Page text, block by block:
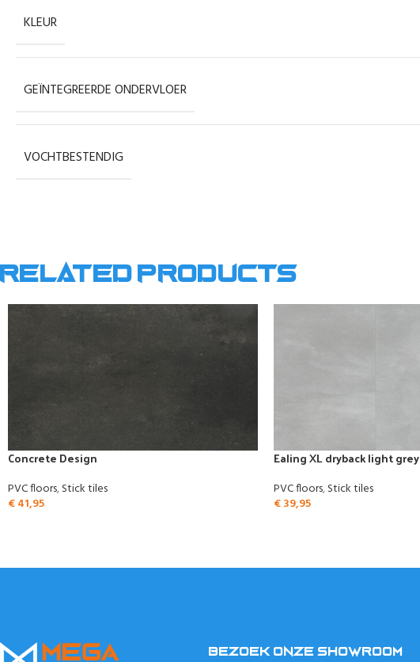
KLEUR
GEÏNTEGREERDE ONDERVLOER
VOCHTBESTENDIG
Related products
Concrete Design
PVC floors,Stick tiles
€41,95
Ealing XL dryback light grey
PVC floors,Stick tiles
€39,95
BEZOEK ONZE SHOWROOM